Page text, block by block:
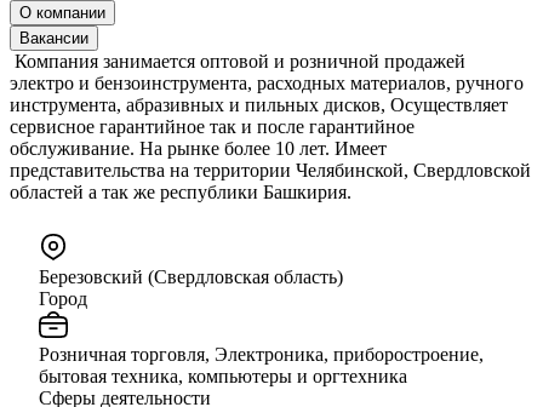
О компании
Вакансии
Компания занимается оптовой и розничной продажей
электро и бензоинструмента, расходных материалов, ручного
инструмента, абразивных и пильных дисков, Осуществляет
сервисное гарантийное так и после гарантийное
обслуживание. На рынке более 10 лет. Имеет
представительства на территории Челябинской, Свердловской
областей а так же республики Башкирия.
Березовский (Свердловская область)
Город
Розничная торговля, Электроника, приборостроение,
бытовая техника, компьютеры и оргтехника
Сферы деятельности